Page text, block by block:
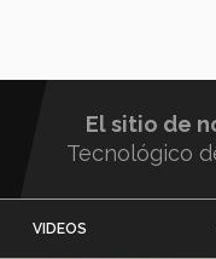
El sitio de
Tecnológico
VIDEOS